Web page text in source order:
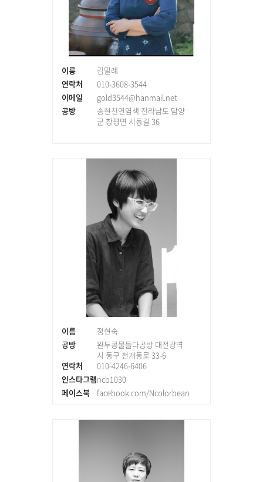
이릉
김말례
연락처
010-3608-3544
이메일
gold3544@hanmail.net
공방
송현천연염색 전라남도 담양
군 창평면 시동길 36
이름
정현숙
공방
완두콩물들다공방 대전광역
시 동구 천개동로 33-6
연락처
010-4246-6406
인스타그램ncb1030
페이스북
facebook.com/Ncolorbean